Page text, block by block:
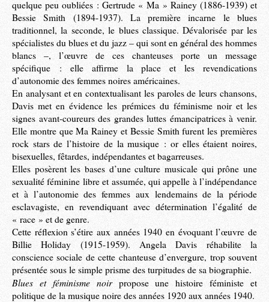
quelque peu oubliées : Gertrude « Ma » Rainey (1886-1939) et
Bessie Smith (1894-1937). La première incarne le blues
traditionnel, la seconde, le blues classique. Dévalorisée par les
spécialistes du blues et du jazz – qui sont en général des hommes
blancs –, l’œuvre de ces chanteuses porte un message
spécifique : elle affirme la place et les revendications
d’autonomie des femmes noires américaines.
En analysant et en contextualisant les paroles de leurs chansons,
Davis met en évidence les prémices du féminisme noir et les
signes avant-coureurs des grandes luttes émancipatrices à venir.
Elle montre que Ma Rainey et Bessie Smith furent les premières
rock stars de l’histoire de la musique : or elles étaient noires,
bisexuelles, fêtardes, indépendantes et bagarreuses.
Elles posèrent les bases d’une culture musicale qui prône une
sexualité féminine libre et assumée, qui appelle à l’indépendance
et à l’autonomie des femmes aux lendemains de la période
esclavagiste, en revendiquant avec détermination l’égalité de
« race » et de genre.
Cette réflexion s’étire aux années 1940 en évoquant l’œuvre de
Billie Holiday (1915-1959). Angela Davis réhabilite la
conscience sociale de cette chanteuse d’envergure, trop souvent
présentée sous le simple prisme des turpitudes de sa biographie.
Blues et féminisme noirpropose une histoire féministe et
politique de la musique noire des années 1920 aux années 1940.